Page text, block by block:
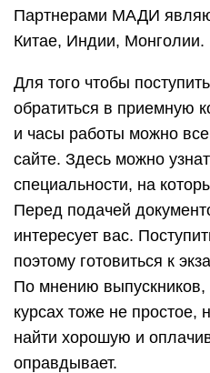
Партнерами МАДИ
Китае, Индии, Монголии.
Для того чтобы
обратиться в приемную
и часы работы можно
сайте. Здесь можно
специальности, на
Перед подачей
интересует вас.
поэтому готовиться к
По мнению
курсах тоже не простое,
найти хорошую и
оправдывает.